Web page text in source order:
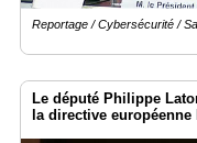
Blogs
Prémium
annuaire
Accès
Reportage / Cybersécurité /
Le député Philippe
la directive européenne